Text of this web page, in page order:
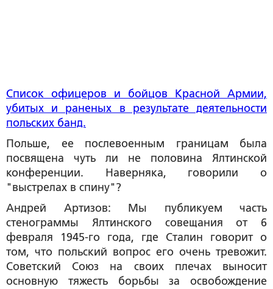
Список офицеров и бойцов Красной Армии,
убитых и раненых в результате деятельности
польских банд.
Польше, ее послевоенным границам была
посвящена чуть ли не половина Ялтинской
конференции. Наверняка, говорили о
"выстрелах в спину"?
Андрей Артизов:
Мы публикуем часть
стенограммы Ялтинского совещания от 6
февраля 1945-го года, где Сталин говорит о
том, что польский вопрос его очень тревожит.
Советский Союз на своих плечах выносит
основную тяжесть борьбы за освобождение